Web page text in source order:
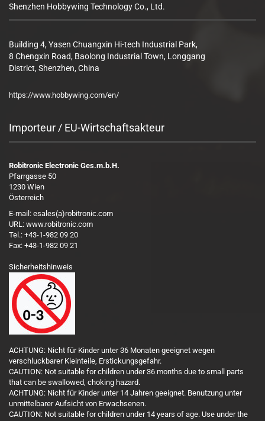
Shenzhen Hobbywing Technology Co., Ltd.
Building 4, Yasen Chuangxin Hi-tech Industrial Park,
8 Chengxin Road, Baolong Industrial Town, Longgang
District, Shenzhen, China
https://www.hobbywing.com/en/
Importeur / EU-Wirtschaftsakteur
Robitronic Electronic Ges.m.b.H.
Pfarrgasse 50
1230 Wien
Österreich
E-mail: esales(a)robitronic.com
URL: www.robitronic.com
Tel.: +43-1-982 09 20
Fax: +43-1-982 09 21
Sicherheitshinweis
ACHTUNG: Nicht für Kinder unter 36 Monaten geeignet wegen
verschluckbarer Kleinteile, Erstickungsgefahr.
CAUTION: Not suitable for children under 36 months due to small parts
that can be swallowed, choking hazard.
ACHTUNG: Nicht für Kinder unter 14 Jahren geeignet. Benutzung unter
unmittelbarer Aufsicht von Erwachsenen.
CAUTION: Not suitable for children under 14 years of age. Use under the